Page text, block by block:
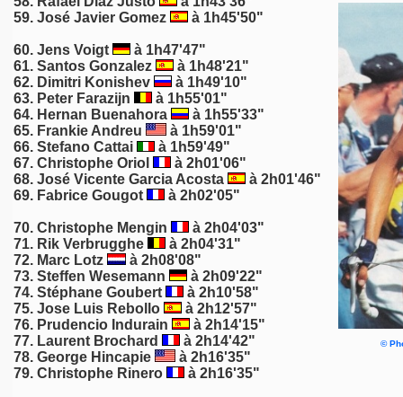
59. José Javier Gomez
à 1h45'50"
60. Jens Voigt
à 1h47'47"
61. Santos Gonzalez
à 1h48'21"
62. Dimitri Konishev
à 1h49'10"
63. Peter Farazijn
à 1h55'01"
64. Hernan Buenahora
à 1h55'33"
65. Frankie Andreu
à 1h59'01"
66. Stefano Cattai
à 1h59'49"
67. Christophe Oriol
à 2h01'06"
68. José Vicente Garcia Acosta
à 2h01'46"
69. Fabrice Gougot
à 2h02'05"
70. Christophe Mengin
à 2h04'03"
71. Rik Verbrugghe
à 2h04'31"
72. Marc Lotz
à 2h08'08"
73. Steffen Wesemann
à 2h09'22"
74. Stéphane Goubert
à 2h10'58"
75. Jose Luis Rebollo
à 2h12'57"
76. Prudencio Indurain
à 2h14'15"
77. Laurent Brochard
à 2h14'42"
78. George Hincapie
à 2h16'35"
79. Christophe Rinero
à 2h16'35"
©